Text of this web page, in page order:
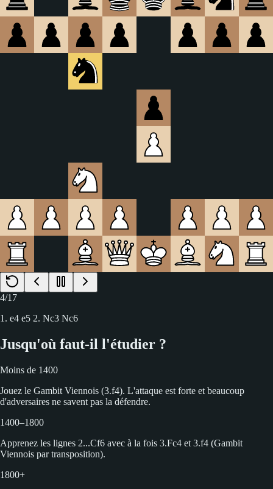
4/17
1. e4 e5 2. Nc3 Nc6
Jusqu'où faut-il l'étudier ?
Moins de 1400
Jouez le Gambit Viennois (3.f4). L'attaque est forte et beaucoup
d'adversaires ne savent pas la défendre.
1400–1800
Apprenez les lignes 2...Cf6 avec à la fois 3.Fc4 et 3.f4 (Gambit
Viennois par transposition).
1800+